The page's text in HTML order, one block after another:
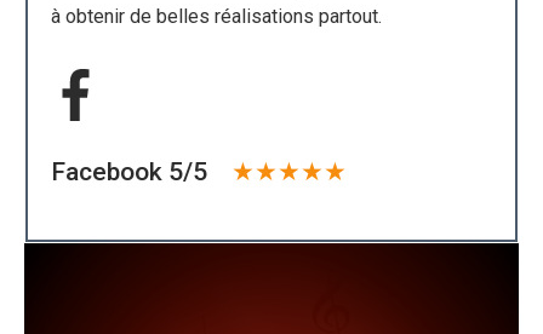
à obtenir de belles réalisations partout.
Facebook 5/5 ★★★★★